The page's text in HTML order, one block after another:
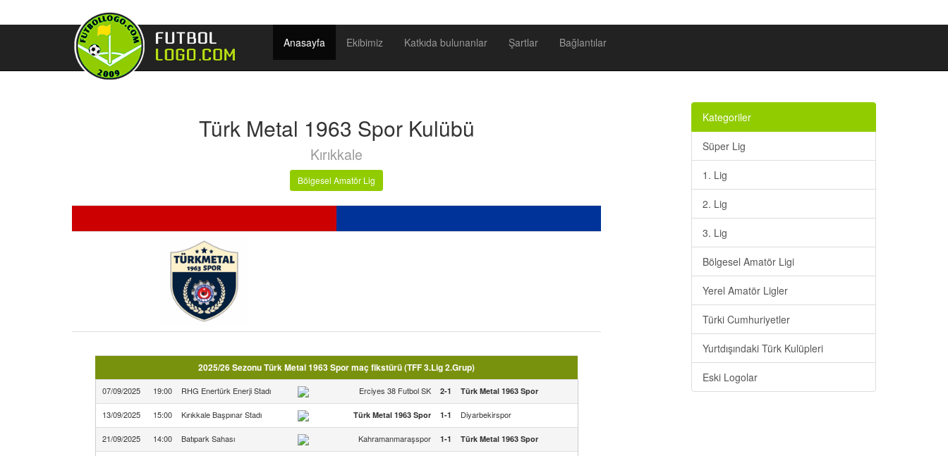
Anasayfa Ekibimiz Katkıda bulunanlar Şartlar Bağlantılar
Türk Metal 1963 Spor Kulübü
Kırıkkale
Bölgesel Amatör Lig
2025/26 Sezonu Türk Metal 1963 Spor maç fikstürü (TFF 3.Lig 2.Grup)
07/09/2025 19:00 RHG Enertürk Enerji Stadı Erciyes 38 Futbol SK 2-1 Türk Metal 1963 Spor
13/09/2025 15:00 Kırıkkale Başpınar Stadı Türk Metal 1963 Spor 1-1 Diyarbekirspor
21/09/2025 14:00 Batıpark Sahası Kahramanmaraşspor 1-1 Türk Metal 1963 Spor
Kategoriler
Süper Lig
1. Lig
2. Lig
3. Lig
Bölgesel Amatör Ligi
Yerel Amatör Ligler
Türki Cumhuriyetler
Yurtdışındaki Türk Kulüpleri
Eski Logolar